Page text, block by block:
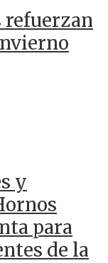
refuerzan
y
para
de la